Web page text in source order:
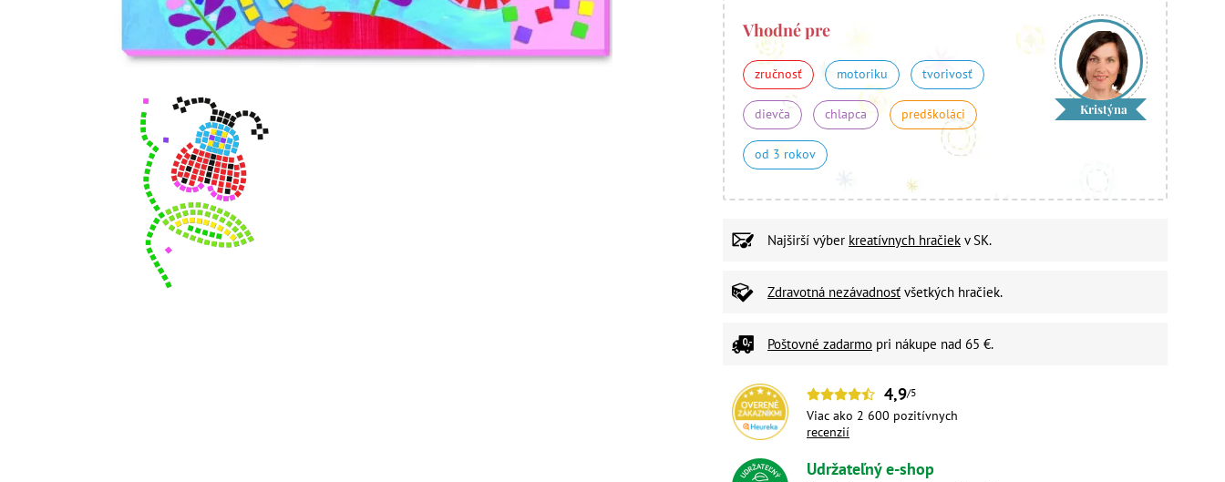
Vhodné pre
zručnosť motoriku tvorivosť
dievča chlapca predškoláci
od 3 rokov
Kristýna
Najširší výber kreatívnych hračiek v SK.
Zdravotná nezávadnosť všetkých hračiek.
Poštovné zadarmo pri nákupe nad 65 €.
4,9/5
Viac ako 2 600 pozitívnych
recenzií
Udržateľný e-shop